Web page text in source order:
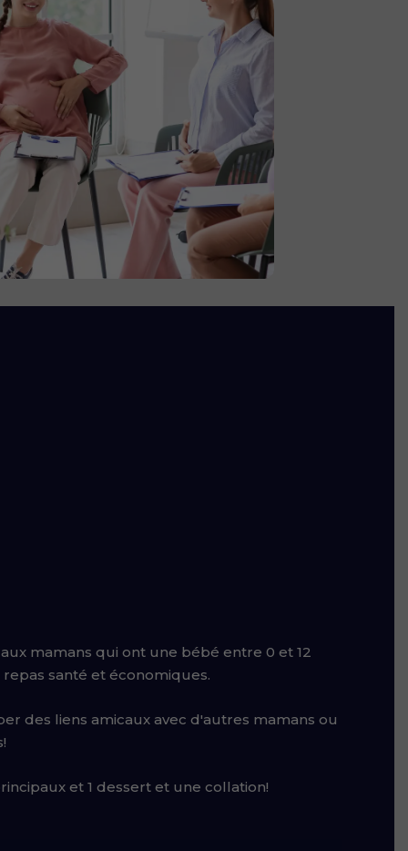
mamans qui ont une bébé entre 0 et 12
santé et économiques.
des liens amicaux avec d'autres mamans ou
et 1 dessert et une collation!